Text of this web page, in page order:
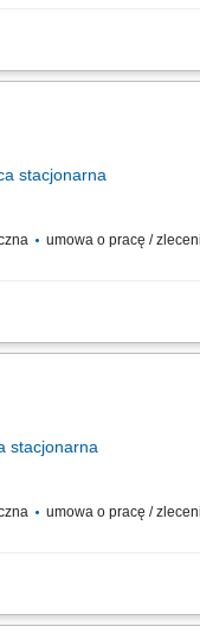
obowiązków:
stacjonarna
umowa o pracę /
obowiązków:
stacjonarna
umowa o pracę /
obowiązków: